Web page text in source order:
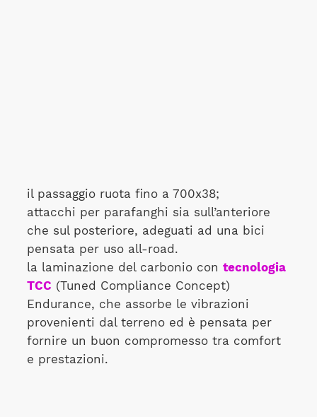
il passaggio ruota fino a 700x38;
attacchi per parafanghi sia sull’anteriore
che sul posteriore, adeguati ad una bici
pensata per uso all-road.
la laminazione del carbonio con tecnologia
TCC (Tuned Compliance Concept)
Endurance, che assorbe le vibrazioni
provenienti dal terreno ed è pensata per
fornire un buon compromesso tra comfort
e prestazioni.